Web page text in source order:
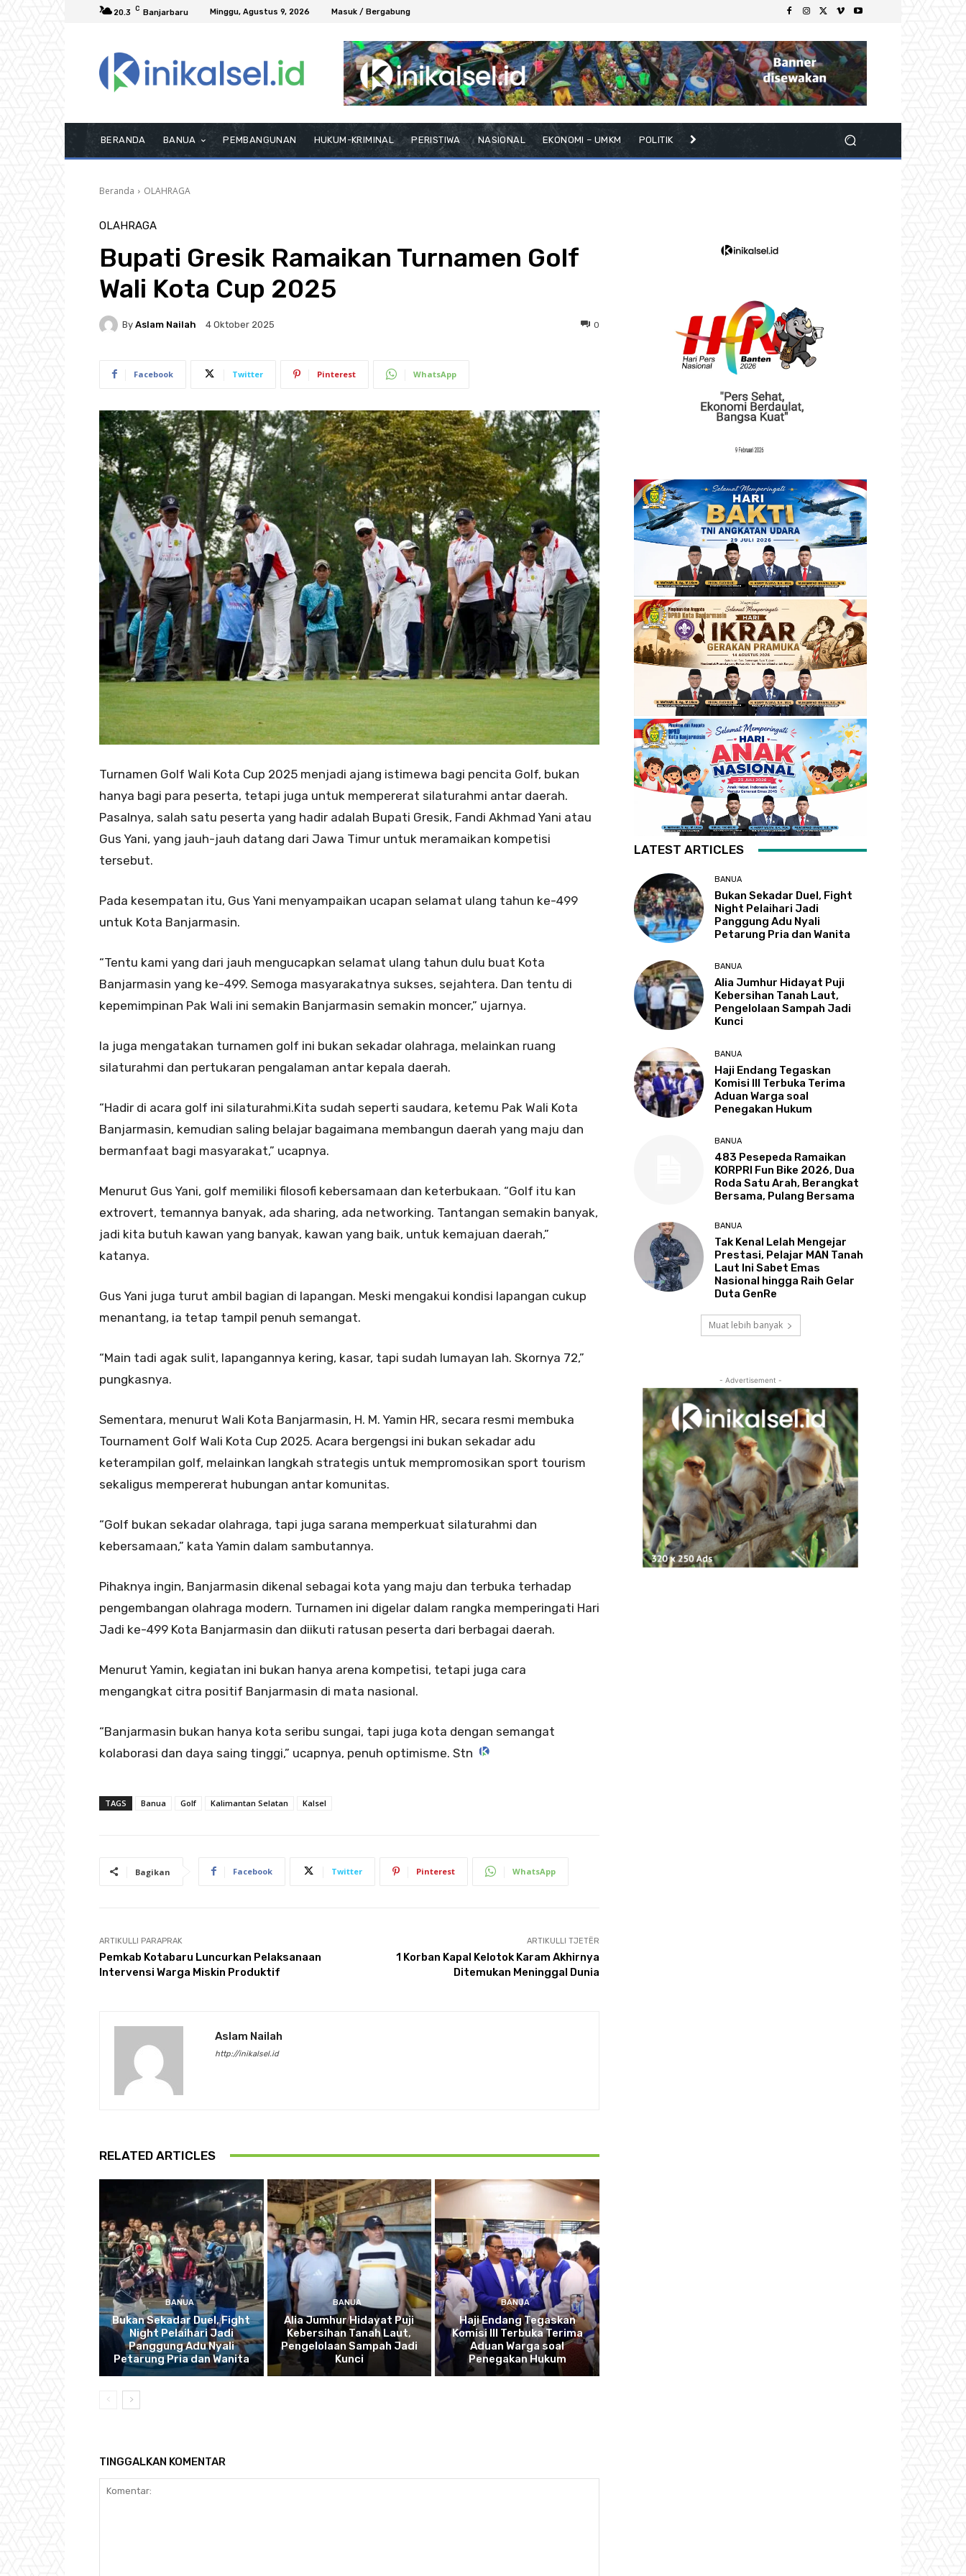
20.3 C Banjarbaru Minggu, Agustus 9, 2026 Masuk / Bergabung
BERANDA BANUA PEMBANGUNAN HUKUM-KRIMINAL PERISTIWA NASIONAL EKONOMI – UMKM POLITIK
Beranda OLAHRAGA
OLAHRAGA
Bupati Gresik Ramaikan Turnamen Golf
Wali Kota Cup 2025
By Aslam Nailah 4 Oktober 2025 0
Facebook Twitter Pinterest WhatsApp
Turnamen Golf Wali Kota Cup 2025 menjadi ajang istimewa bagi pencita Golf, bukan
hanya bagi para peserta, tetapi juga untuk mempererat silaturahmi antar daerah.
Pasalnya, salah satu peserta yang hadir adalah Bupati Gresik, Fandi Akhmad Yani atau
Gus Yani, yang jauh-jauh datang dari Jawa Timur untuk meramaikan kompetisi
tersebut.
Pada kesempatan itu, Gus Yani menyampaikan ucapan selamat ulang tahun ke-499
untuk Kota Banjarmasin.
“Tentu kami yang dari jauh mengucapkan selamat ulang tahun dulu buat Kota
Banjarmasin yang ke-499. Semoga masyarakatnya sukses, sejahtera. Dan tentu di
kepemimpinan Pak Wali ini semakin Banjarmasin semakin moncer,” ujarnya.
Ia juga mengatakan turnamen golf ini bukan sekadar olahraga, melainkan ruang
silaturahmi dan pertukaran pengalaman antar kepala daerah.
“Hadir di acara golf ini silaturahmi.Kita sudah seperti saudara, ketemu Pak Wali Kota
Banjarmasin, kemudian saling belajar bagaimana membangun daerah yang maju dan
bermanfaat bagi masyarakat,” ucapnya.
Menurut Gus Yani, golf memiliki filosofi kebersamaan dan keterbukaan. “Golf itu kan
extrovert, temannya banyak, ada sharing, ada networking. Tantangan semakin banyak,
jadi kita butuh kawan yang banyak, kawan yang baik, untuk kemajuan daerah,”
katanya.
Gus Yani juga turut ambil bagian di lapangan. Meski mengakui kondisi lapangan cukup
menantang, ia tetap tampil penuh semangat.
“Main tadi agak sulit, lapangannya kering, kasar, tapi sudah lumayan lah. Skornya 72,”
pungkasnya.
Sementara, menurut Wali Kota Banjarmasin, H. M. Yamin HR, secara resmi membuka
Tournament Golf Wali Kota Cup 2025. Acara bergengsi ini bukan sekadar adu
keterampilan golf, melainkan langkah strategis untuk mempromosikan sport tourism
sekaligus mempererat hubungan antar komunitas.
“Golf bukan sekadar olahraga, tapi juga sarana memperkuat silaturahmi dan
kebersamaan,” kata Yamin dalam sambutannya.
Pihaknya ingin, Banjarmasin dikenal sebagai kota yang maju dan terbuka terhadap
pengembangan olahraga modern. Turnamen ini digelar dalam rangka memperingati Hari
Jadi ke-499 Kota Banjarmasin dan diikuti ratusan peserta dari berbagai daerah.
Menurut Yamin, kegiatan ini bukan hanya arena kompetisi, tetapi juga cara
mengangkat citra positif Banjarmasin di mata nasional.
“Banjarmasin bukan hanya kota seribu sungai, tapi juga kota dengan semangat
kolaborasi dan daya saing tinggi,” ucapnya, penuh optimisme. Stn
TAGS Banua Golf Kalimantan Selatan Kalsel
Bagikan Facebook Twitter Pinterest WhatsApp
ARTIKULLI PARAPRAK
Pemkab Kotabaru Luncurkan Pelaksanaan
Intervensi Warga Miskin Produktif
ARTIKULLI TJETËR
1 Korban Kapal Kelotok Karam Akhirnya
Ditemukan Meninggal Dunia
Aslam Nailah
http://inikalsel.id
RELATED ARTICLES
BANUA
Bukan Sekadar Duel, Fight
Night Pelaihari Jadi
Panggung Adu Nyali
Petarung Pria dan Wanita
BANUA
Alia Jumhur Hidayat Puji
Kebersihan Tanah Laut,
Pengelolaan Sampah Jadi
Kunci
BANUA
Haji Endang Tegaskan
Komisi III Terbuka Terima
Aduan Warga soal
Penegakan Hukum
TINGGALKAN KOMENTAR
LATEST ARTICLES
BANUA
Bukan Sekadar Duel, Fight
Night Pelaihari Jadi
Panggung Adu Nyali
Petarung Pria dan Wanita
BANUA
Alia Jumhur Hidayat Puji
Kebersihan Tanah Laut,
Pengelolaan Sampah Jadi
Kunci
BANUA
Haji Endang Tegaskan
Komisi III Terbuka Terima
Aduan Warga soal
Penegakan Hukum
BANUA
483 Pesepeda Ramaikan
KORPRI Fun Bike 2026, Dua
Roda Satu Arah, Berangkat
Bersama, Pulang Bersama
BANUA
Tak Kenal Lelah Mengejar
Prestasi, Pelajar MAN Tanah
Laut Ini Sabet Emas
Nasional hingga Raih Gelar
Duta GenRe
Muat lebih banyak
- Advertisement -